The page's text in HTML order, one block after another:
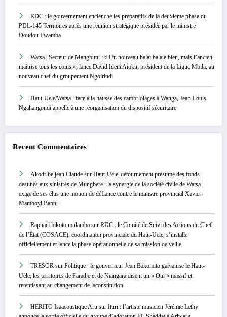
RDC : le gouvernement enclenche les préparatifs de la deuxième phase du
PDL-145 Territoires après une réunion stratégique présidée par le ministre
Doudou Fwamba
Watsa | Secteur de Mangbutu : « Un nouveau balai balaie bien, mais l’ancien
maîtrise tous les coins », lance David Ideni Aioku, président de la Ligue Mbila, au
nouveau chef du groupement Ngoirindi
Haut-Uele/Watsa : face à la hausse des cambriolages à Wanga, Jean-Louis
Ngahangondi appelle à une réorganisation du dispositif sécuritaire
Recent Commentaires
Akodribe jean Claude sur Haut-Uele| détournement présumé des fonds
destinés aux sinistrés de Mungbere : la synergie de la société civile de Watsa
exige de ses élus une motion de défiance contre le ministre provincial Xavier
Mamboyi Bantu
Raphaël lokoto mulamba sur RDC : le Comité de Suivi des Actions du Chef
de l’État (COSACE), coordination provinciale du Haut-Uele, s’installe
officiellement et lance la phase opérationnelle de sa mission de veille
TRESOR sur Politique : le gouverneur Jean Bakomito galvanise le Haut-
Uele, les territoires de Faradje et de Niangara disent un « Oui » massif et
retentissant au changement de laconstitution
HERITO Isaacoustique Aru sur Ituri : l’artiste musicien Jérémie Lethy